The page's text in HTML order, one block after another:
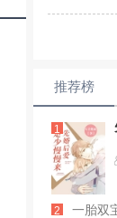
推荐榜
1
2 一胎双